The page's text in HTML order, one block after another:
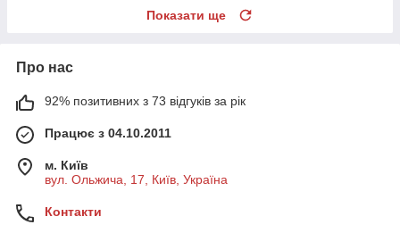
Показати ще
Про нас
92% позитивних з 73 відгуків за рік
Працює з 04.10.2011
м. Київ
вул. Ольжича, 17, Київ, Україна
Контакти